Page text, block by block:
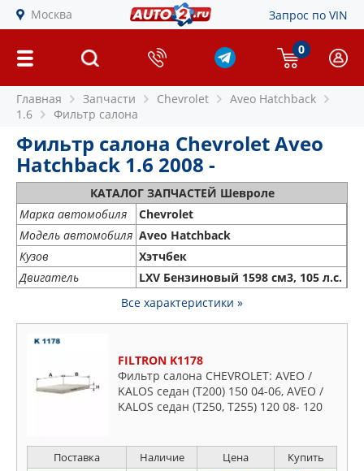
Москва Запрос по VIN
0
Главная Запчасти Chevrolet
Aveo Hatchback
1.6
Фильтр салона
Фильтр салона Chevrolet Aveo
Hatchback 1.6 2008 -
КАТАЛОГ ЗАПЧАСТЕЙ Шевроле
Марка автомобиля
Chevrolet
Модель автомобиля Aveo Hatchback
Кузов
Хэтчбек
Двигатель
LXV Бензиновый 1598 см3, 105 л.с.
Все характеристики »
FILTRON K1178
Фильтр салона CHEVROLET: AVEO /
KALOS седан (T200) 150 04-06, AVEO /
KALOS седан (T250, T255) 120 08- 120
Поставка Наличие Цена Купить